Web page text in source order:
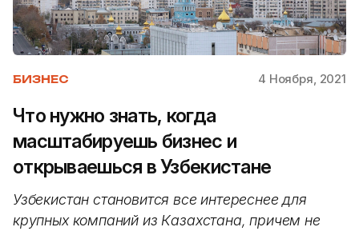
БИЗНЕС 4 Ноября, 2021
Что нужно знать, когда
масштабируешь бизнес и
открываешься в Узбекистане
Узбекистан становится все интереснее для
крупных компаний из Казахстана, причем не